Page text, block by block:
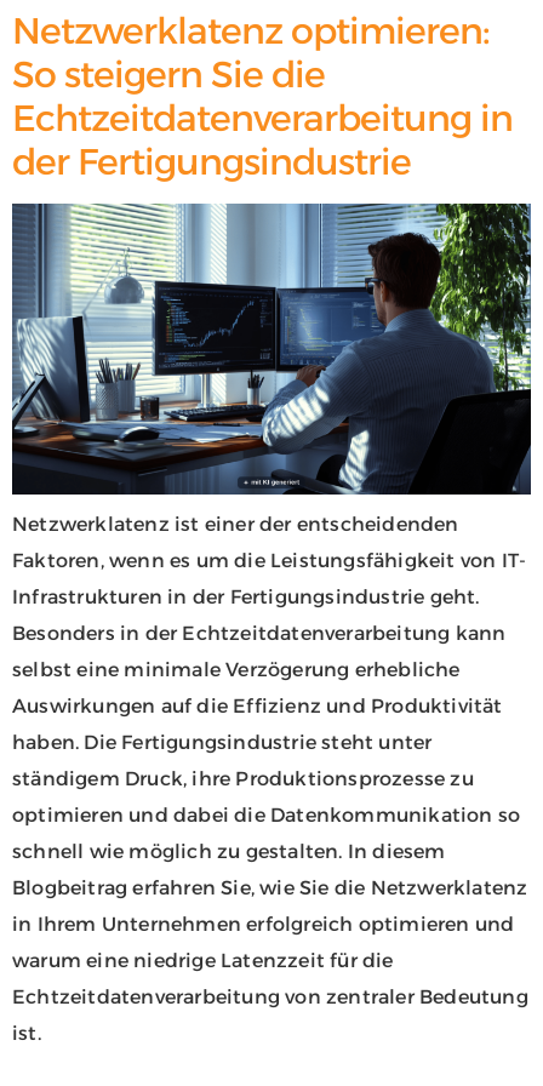
Netzwerklatenz optimieren:
So steigern Sie die
Echtzeitdatenverarbeitung in
der Fertigungsindustrie
Netzwerklatenz ist einer der entscheidenden
Faktoren, wenn es um die Leistungsfähigkeit von IT-
Infrastrukturen in der Fertigungsindustrie geht.
Besonders in der Echtzeitdatenverarbeitung kann
selbst eine minimale Verzögerung erhebliche
Auswirkungen auf die Effizienz und Produktivität
haben. Die Fertigungsindustrie steht unter
ständigem Druck, ihre Produktionsprozesse zu
optimieren und dabei die Datenkommunikation so
schnell wie möglich zu gestalten. In diesem
Blogbeitrag erfahren Sie, wie Sie die Netzwerklatenz
in Ihrem Unternehmen erfolgreich optimieren und
warum eine niedrige Latenzzeit für die
Echtzeitdatenverarbeitung von zentraler Bedeutung
ist.